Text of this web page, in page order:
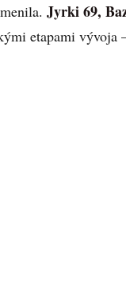
Jyrki 69,
etapami vývoja